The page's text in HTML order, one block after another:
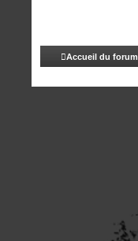
Accueil du forum